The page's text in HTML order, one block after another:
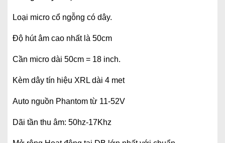
Loại micro cổ ngỗng có dây.
Độ hút âm cao nhất là 50cm
Cần micro dài 50cm = 18 inch.
Kèm dây tín hiệu XRL dài 4 met
Auto nguồn Phantom từ 11-52V
Dãi tần thu âm: 50hz-17Khz